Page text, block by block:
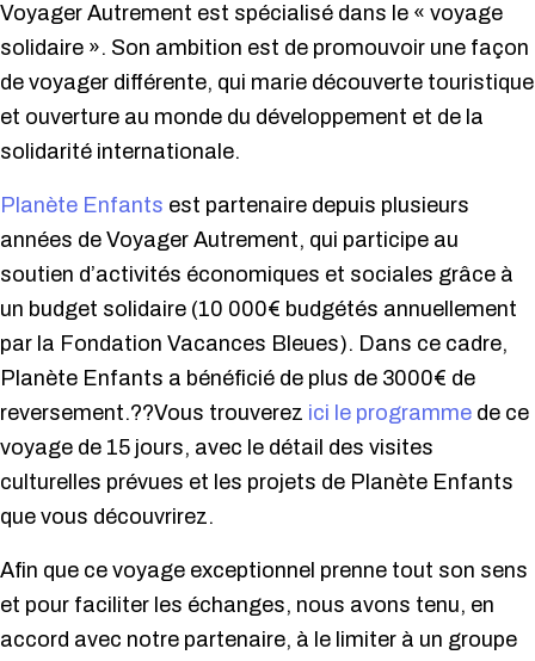
Voyager Autrement est spécialisé dans le « voyage
solidaire ». Son ambition est de promouvoir une façon
de voyager différente, qui marie découverte touristique
et ouverture au monde du développement et de la
solidarité internationale.
Planète Enfants est partenaire depuis plusieurs
années de Voyager Autrement, qui participe au
soutien d’activités économiques et sociales grâce à
un budget solidaire (10 000€ budgétés annuellement
par la Fondation Vacances Bleues). Dans ce cadre,
Planète Enfants a bénéficié de plus de 3000€ de
reversement.??Vous trouverez ici le programme de ce
voyage de 15 jours, avec le détail des visites
culturelles prévues et les projets de Planète Enfants
que vous découvrirez.
Afin que ce voyage exceptionnel prenne tout son sens
et pour faciliter les échanges, nous avons tenu, en
accord avec notre partenaire, à le limiter à un groupe